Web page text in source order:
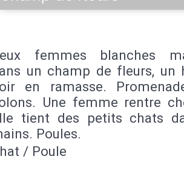
femmes blanches
un champ de fleurs, un
en ramasse.
Une femme rentre
tient des petits chats
Poules.
/ Poule